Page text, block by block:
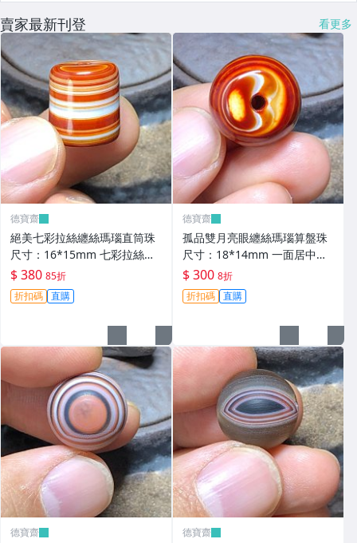
賣家最新刊登 看更多
德寶齋
絕美七彩拉絲纏絲瑪瑙直筒珠
尺寸：16*15mm 七彩拉絲，
螺旋上升，高瓷料子， 天珠 瑪
瑙 古玩 二手【德寶齋】6346
$ 380 85折
折扣碼 直購
德寶齋
孤品雙月亮眼纏絲瑪瑙算盤珠
尺寸：18*14mm 一面居中月
亮眼，超神奇，高瓷料 天珠 瑪
瑙 古玩 二手【德寶齋】6345
$ 300 8折
折扣碼 直購
德寶齋 德寶齋